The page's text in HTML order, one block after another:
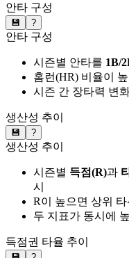
안타 구성
💾 ?
안타 구성
시즌별 안타를 1B/
홈런(HR) 비율이
시즌 간 장타력 변
생산성 추이
💾 ?
생산성 추이
시즌별 득점(R)과
시
R이 높으면 상위
두 지표가 동시에
득점권 타율 추이